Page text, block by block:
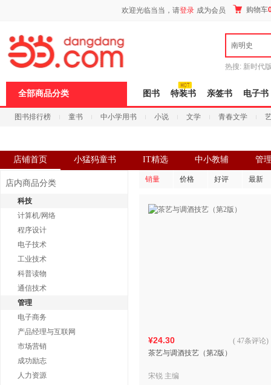
欢迎光临当当，请登录 成为会员 购物车
南明史
热搜: 新时代
全部商品分类 图书 特装书 亲签书 电子书
图书排行榜 童书 中小学用书 小说 文学 青春文学
店铺首页 小猛犸童书 IT精选 中小教辅 管
店内商品分类
科技
计算机/网络
程序设计
电子技术
工业技术
科普读物
通信技术
管理
电子商务
产品经理与互联网
市场营销
成功励志
人力资源
销量 价格 好评 最新
¥24.30
茶艺与调酒技艺（第2版）
( 47条评论)
宋锐 主编
页
浪
键
打